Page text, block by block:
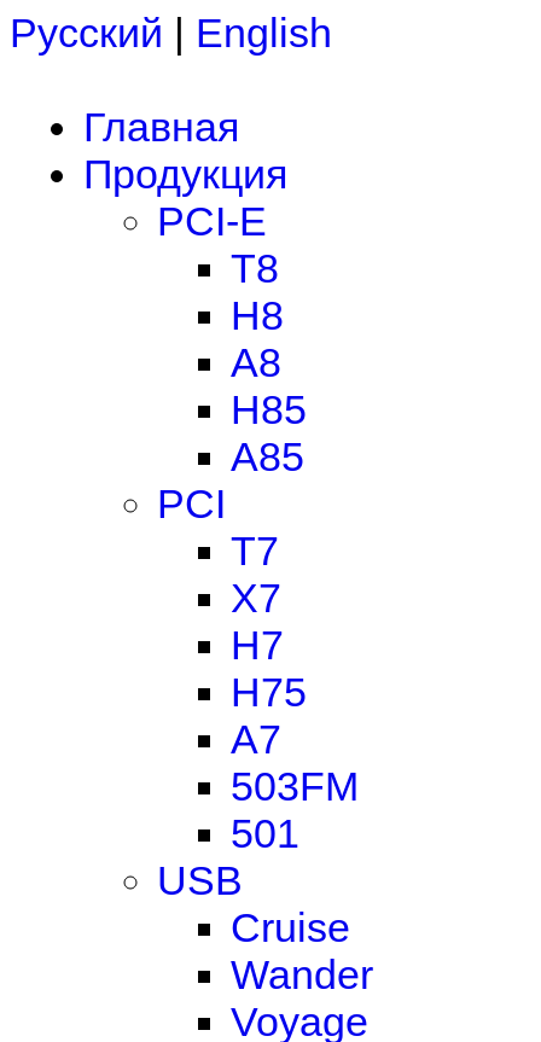
Русский | English
Главная
Продукция
PCI-E
T8
H8
A8
H85
A85
PCI
T7
X7
H7
H75
A7
503FM
501
USB
Cruise
Wander
Voyage